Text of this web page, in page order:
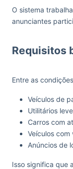
O sistema
anunciantes
Requisitos
Entre as
Veículos de
Utilitários
Carros com
Veículos
Anúncios de
Isso significa que